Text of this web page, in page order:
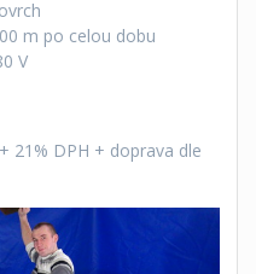
m po celou dobu
V
21% DPH + doprava dle